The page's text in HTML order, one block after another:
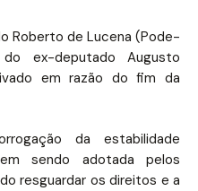
Roberto de Lucena (Pode-
ex-deputado Augusto
em razão do fim da
da estabilidade
sendo adotada pelos
resguardar os direitos e a